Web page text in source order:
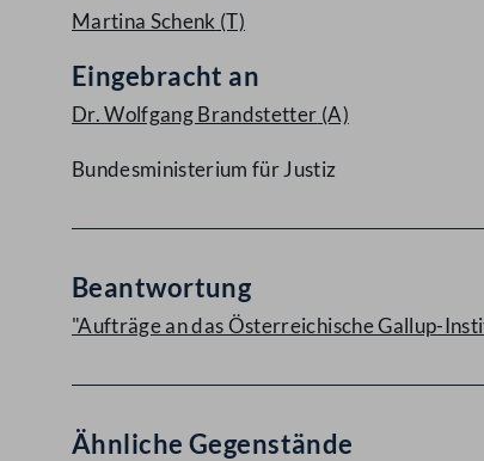
Martina Schenk (T)
Eingebracht an
Dr. Wolfgang Brandstetter (A)
Bundesministerium für Justiz
Beantwortung
"Aufträge an das Österreichische Gallup-
Ähnliche Gegenstände